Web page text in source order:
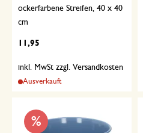
ockerfarbene Streifen, 40 x 40
cm
11,95
inkl. MwSt zzgl. Versandkosten
Ausverkauft
%